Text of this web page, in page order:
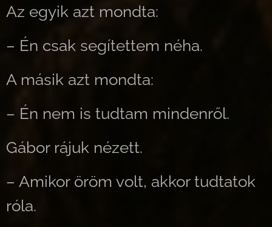
Az egyik azt mondta:
– Én csak segítettem néha.
A másik azt mondta:
– Én nem is tudtam mindenről.
Gábor rájuk nézett.
– Amikor öröm volt, akkor tudtatok
róla.